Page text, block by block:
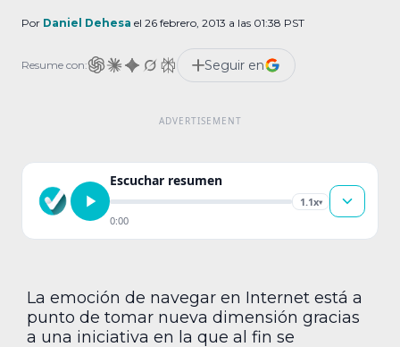
permitiendo que sufijos como .music o .xbox
identidad a cada rincón de la web. De
acuerdo con […]
Por Daniel Dehesa el 26 febrero, 2013 a las 01:38 PST
Resume con: Seguir en
Escuchar resumen
1.1x▾
0:00
La emoción de navegar en Internet está a
punto de tomar nueva dimensión gracias
a una iniciativa en la que al fin se